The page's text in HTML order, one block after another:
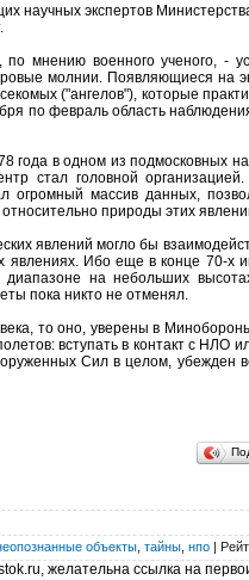
научных экспертов
мнению военного ученого, -
молнии. Появляющиеся на
("ангелов"), которые
по февраль область
года в одном из подмосковных
стал головной
массив данных,
природы этих
явлений могло бы
Ибо еще в конце 70-х
на небольших
пока никто не отменял.
то оно, уверены в
вступать в контакт с НЛО
Сил в целом,
объекты тайны нпо |
желательна ссылка на